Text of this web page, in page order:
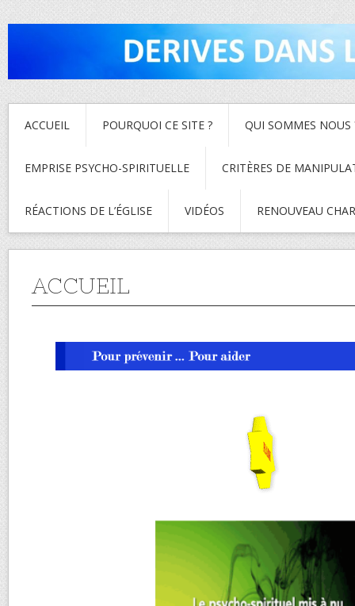
ACCUEIL POURQUOI CE SITE ? QUI SOMMES NOUS
EMPRISE PSYCHO-SPIRITUELLE CRITÈRES DE
RÉACTIONS DE L’ÉGLISE VIDÉOS RENOUVEAU
ACCUEIL